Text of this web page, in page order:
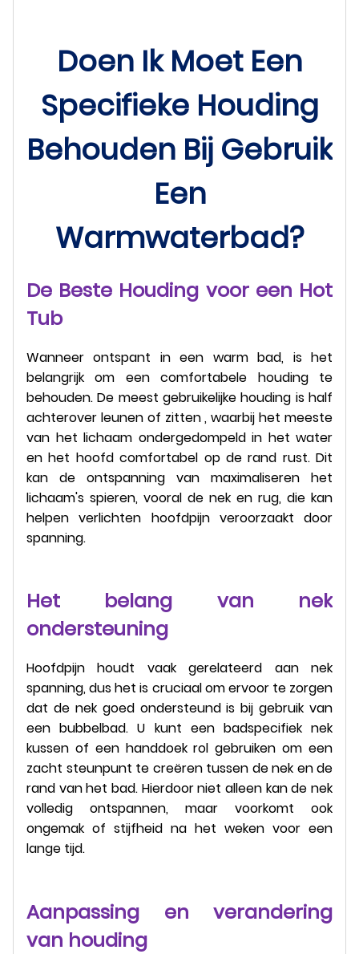
Doen Ik Moet Een
Specifieke Houding
Behouden Bij Gebruik
Een
Warmwaterbad?
De Beste Houding voor een Hot
Tub
Wanneer ontspant in een warm bad, is het
belangrijk om een comfortabele houding te
behouden. De meest gebruikelijke houding is half
achterover leunen of zitten , waarbij het meeste
van het lichaam ondergedompeld in het water
en het hoofd comfortabel op de rand rust. Dit
kan de ontspanning van maximaliseren het
lichaam's spieren, vooral de nek en rug, die kan
helpen verlichten hoofdpijn veroorzaakt door
spanning.
Het belang van nek
ondersteuning
Hoofdpijn houdt vaak gerelateerd aan nek
spanning, dus het is cruciaal om ervoor te zorgen
dat de nek goed ondersteund is bij gebruik van
een bubbelbad. U kunt een badspecifiek nek
kussen of een handdoek rol gebruiken om een
zacht steunpunt te creëren tussen de nek en de
rand van het bad. Hierdoor niet alleen kan de nek
volledig ontspannen, maar voorkomt ook
ongemak of stijfheid na het weken voor een
lange tijd.
Aanpassing en verandering
van houding